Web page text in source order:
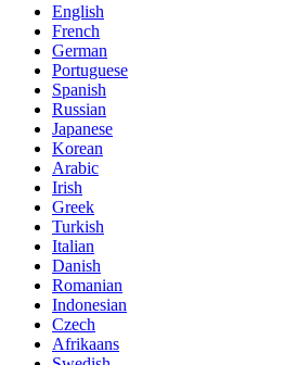
English
French
German
Portuguese
Spanish
Russian
Japanese
Korean
Arabic
Irish
Greek
Turkish
Italian
Danish
Romanian
Indonesian
Czech
Afrikaans